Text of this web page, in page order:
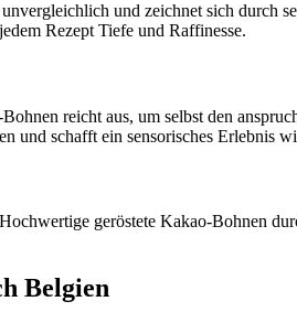
und zeichnet sich durch
Rezept Tiefe und Raffinesse.
reicht aus, um selbst den
und schafft ein sensorisches Erlebnis
geröstete Kakao-Bohnen
Belgien